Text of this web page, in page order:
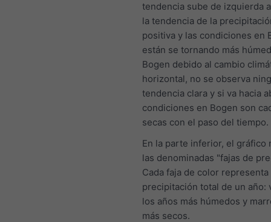
tendencia sube de izquierda
la tendencia de la
positiva y las condiciones en
están se tornando más
Bogen debido al cambio
horizontal, no se observa
tendencia clara y si va hacia
condiciones en Bogen son
secas con el paso del tiempo.
En la parte inferior, el gráfico
las denominadas "fajas de
Cada faja de color representa
precipitación total de un año:
los años más húmedos y
más secos.